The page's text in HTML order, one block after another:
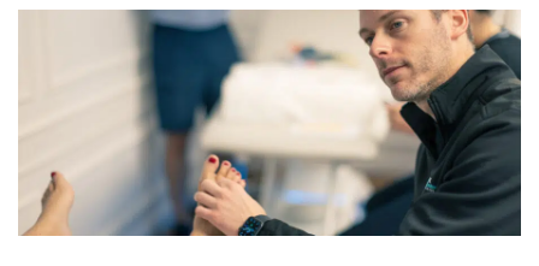
PRENDRE RDV
PRENDRE RDV
IK Paris 7 Saint Germain
199 Bd Saint-Germain 75007 Paris
Kinésithérapie